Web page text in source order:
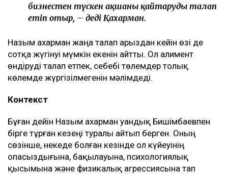
бизнестен түскен ақшаны қайтаруды талап
етіп отыр, – деді Қахарман.
Назым Қахарман жаңа талап арыздан кейін өзі де
сотқа жүгінуі мүмкін екенін айтты. Ол алимент
өндіруді талап етпек, себебі төлемдер толық
көлемде жүргізілмегенін мәлімдеді.
Контекст
Бұған дейін Назым Қахарман Қуандық Бишімбаевпен
бірге тұрған кезеңі туралы айтып берген. Оның
сөзінше, некеде болған кезінде ол күйеуінің
опасыздығына, бақылауына, психологиялық
қысымына және физикалық агрессиясына тап